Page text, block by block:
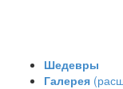
Шедевры
Галерея